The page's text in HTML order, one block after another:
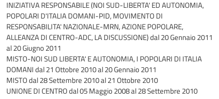
INIZIATIVA RESPONSABILE (NOI SUD-LIBERTA' ED AUTONOMIA,
POPOLARI D'ITALIA DOMANI-PID, MOVIMENTO DI
RESPONSABILITA' NAZIONALE-MRN, AZIONE POPOLARE,
ALLEANZA DI CENTRO-ADC, LA DISCUSSIONE)dal 20 Gennaio 2011
al 20 Giugno 2011
MISTO-NOI SUD LIBERTA' E AUTONOMIA, I POPOLARI DI ITALIA
DOMANIdal 21 Ottobre 2010 al 20 Gennaio 2011
MISTOdal 28 Settembre 2010 al 21 Ottobre 2010
UNIONE DI CENTROdal 05 Maggio 2008 al 28 Settembre 2010